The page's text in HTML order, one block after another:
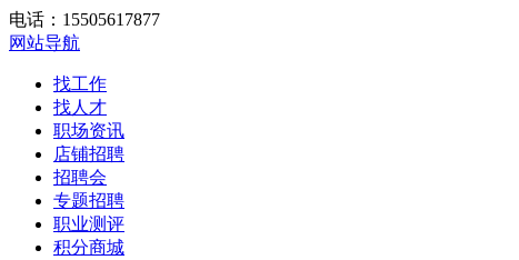
电话：15505617877
网站导航
找工作
找人才
职场资讯
店铺招聘
招聘会
专题招聘
职业测评
积分商城